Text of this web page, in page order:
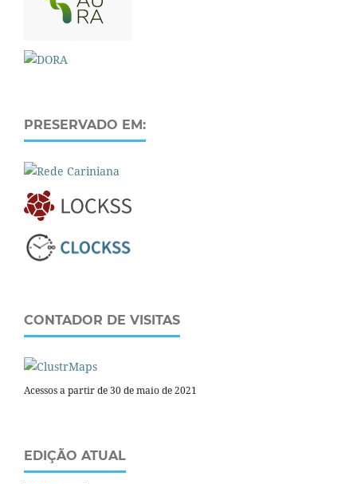
PRESERVADO EM:
CONTADOR DE VISITAS
Acessos a partir de 30 de maio de 2021
EDIÇÃO ATUAL